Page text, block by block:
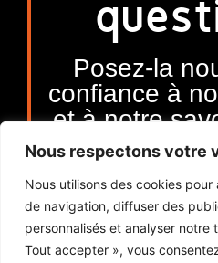
Nous respectons votre
Nous utilisons des cookies
de navigation, diffuser des
personnalisés et analyser notre
Tout accepter », vous
Posez-la
confiance à
et à notre
assurer
Téléphone :
93